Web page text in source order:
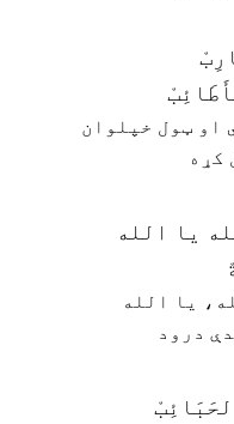
او ټول خپلوان
کړه
يا الله
یا الله
درود